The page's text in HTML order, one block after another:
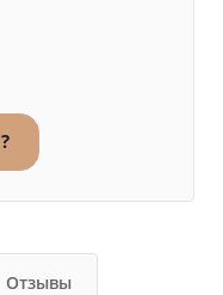
?
Отзывы